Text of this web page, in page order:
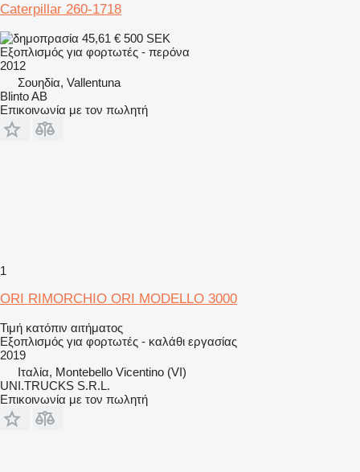
Caterpillar 260-1718
45,61 € 500 SEK
Εξοπλισμός για φορτωτές - περόνα
2012
Σουηδία, Vallentuna
Blinto AB
Επικοινωνία με τον πωλητή
1
ORI RIMORCHIO ORI MODELLO 3000
Τιμή κατόπιν αιτήματος
Εξοπλισμός για φορτωτές - καλάθι εργασίας
2019
Ιταλία, Montebello Vicentino (VI)
UNI.TRUCKS S.R.L.
Επικοινωνία με τον πωλητή